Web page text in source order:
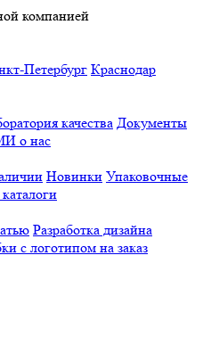
компанией
Петербург Краснодар
качества Документы
о нас
Новинки Упаковочные
Разработка дизайна
с логотипом на заказ